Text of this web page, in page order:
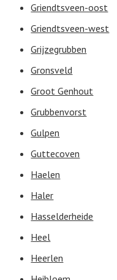
Griendtsveen-oost
Griendtsveen-west
Grijzegrubben
Gronsveld
Groot Genhout
Grubbenvorst
Gulpen
Guttecoven
Haelen
Haler
Hasselderheide
Heel
Heerlen